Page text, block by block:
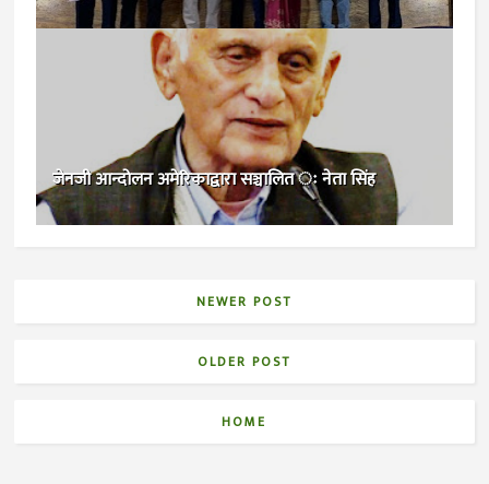
जेनजी आन्दोलन अमेरिकाद्वारा सञ्चालित ः नेता सिंह
NEWER POST
OLDER POST
HOME